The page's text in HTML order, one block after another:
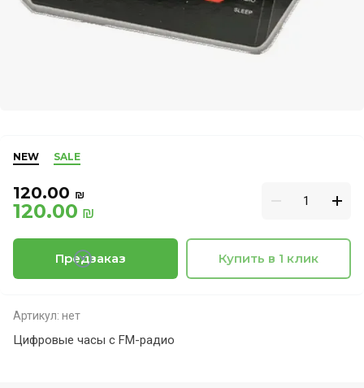
NEW SALE
120.00 ₪
120.00 ₪
Предзаказ Купить в 1 клик
Артикул: нет
Цифровые часы с FM-радио